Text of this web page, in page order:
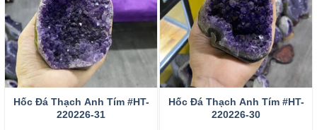
Hốc Đá Thạch Anh Tím #HT-
220226-31
Hốc Đá Thạch Anh Tím #HT-
220226-30